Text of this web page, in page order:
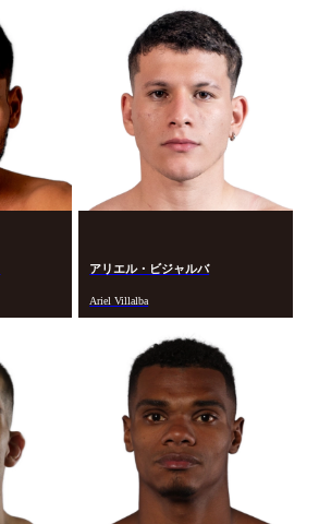
アリエル・ビジャルバ
Ariel Villalba